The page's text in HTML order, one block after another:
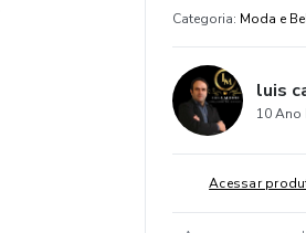
Categoria: Moda e
luis
10 Ano
Acessar